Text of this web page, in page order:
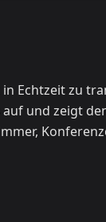
Echtzeit zu
und zeigt